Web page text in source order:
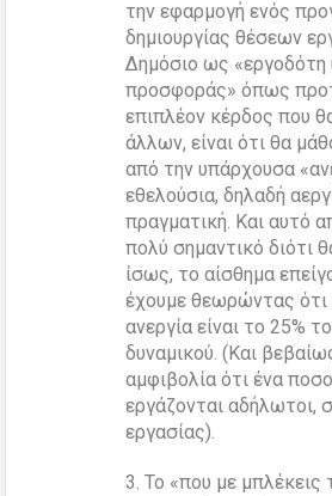
την εφαρμογή ενός
δημιουργίας θέσεων
Δημόσιο ως «εργοδότη
προσφοράς» όπως
επιπλέον κέρδος που
άλλων, είναι ότι θα
από την υπάρχουσα
εθελούσια, δηλαδή
πραγματική. Και αυτό
πολύ σημαντικό διότι
ίσως, το αίσθημα
έχουμε θεωρώντας ότι
ανεργία είναι το 25%
δυναμικού. (Και
αμφιβολία ότι ένα
εργάζονται αδήλωτοι,
εργασίας).
3. Το «που με μπλέκεις